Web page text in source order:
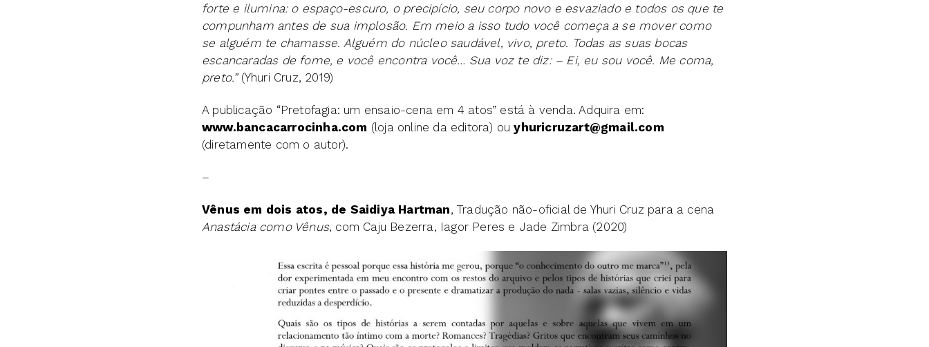
forte e ilumina: o espaço-escuro, o precipício, seu corpo novo e esvaziado e todos os que te
compunham antes de sua implosão. Em meio a isso tudo você começa a se mover como
se alguém te chamasse. Alguém do núcleo saudável, vivo, preto. Todas as suas bocas
escancaradas de fome, e você encontra você… Sua voz te diz: – Ei, eu sou você. Me coma,
preto.”(Yhuri Cruz, 2019)
A publicação “Pretofagia: um ensaio-cena em 4 atos” está à venda. Adquira em:
www.bancacarrocinha.com (loja online da editora) ou yhuricruzart@gmail.com
(diretamente com o autor).
–
Vênus em dois atos, de Saidiya Hartman, Tradução não-oficial de Yhuri Cruz para a cena
Anastácia como Vênus, com Caju Bezerra, Iagor Peres e Jade Zimbra (2020)